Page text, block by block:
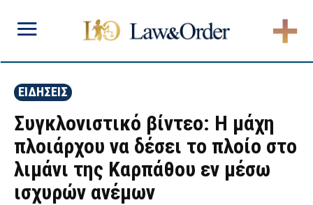
ΕΙΔΗΣΕΙΣ
Συγκλονιστικό βίντεο: Η μάχη
πλοιάρχου να δέσει το πλοίο στο
λιμάνι της Καρπάθου εν μέσω
ισχυρών ανέμων